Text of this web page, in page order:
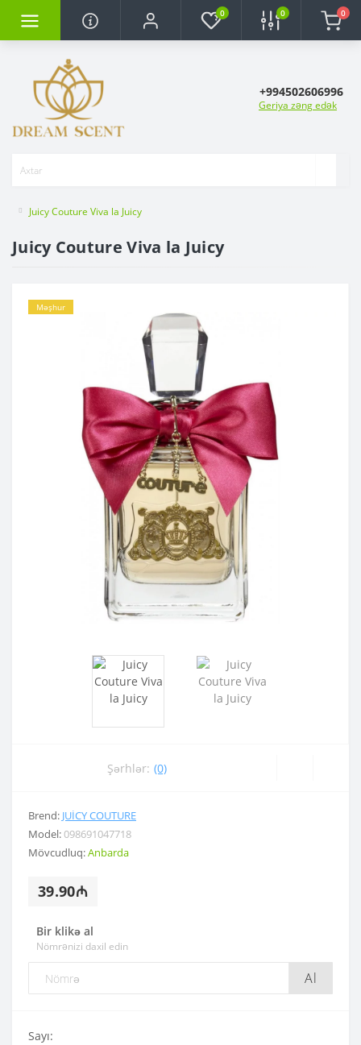
0 0 0
+994502606996
Geriya zəng edək
Juicy Couture Viva la Juicy
Juicy Couture Viva la Juicy
Məşhur
Şərhlər: (0)
Brend: JUICY COUTURE
Model:098691047718
Mövcudluq:Anbarda
39.90₼
Bir klikə al
Nömrənizi daxil edin
Al
Sayı: